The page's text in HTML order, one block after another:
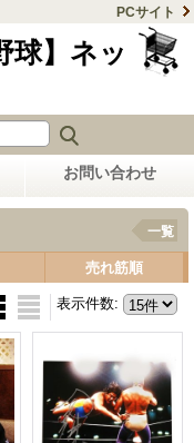
PCサイト
球】ネッ
お問い合わせ
一覧
売れ筋順
表示件数: